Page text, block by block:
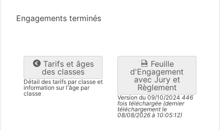
Engagements terminés
Tarifs et âges
des classes
Détail des tarifs par classe et
information sur l'âge par
classe
Feuille
d'Engagement
avec Jury et
Règlement
Version du 09/10/2024 446
fois téléchargée (dernier
téléchargement le
08/08/2026 à 10:05:12)